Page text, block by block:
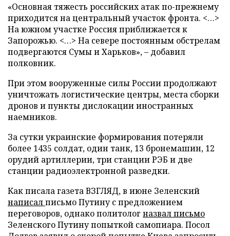
«Основная тяжесть российских атак по-прежнему
приходится на центральный участок фронта. <…>
На южном участке Россия приближается к
Запорожью. <…> На севере постоянным обстрелам
подвергаются Сумы и Харьков», – добавил
полковник.
При этом вооруженные силы России продолжают
уничтожать логистические центры, места сборки
дронов и пункты дислокации иностранных
наемников.
За сутки украинские формирования потеряли
более 1435 солдат, один танк, 13 бронемашин, 12
орудий артиллерии, три станции РЭБ и две
станции радиоэлектронной разведки.
Как писала газета ВЗГЛЯД, в июне Зеленский
написалписьмо Путину с предложением
переговоров, однако политолог назвал письмо
Зеленского Путину попыткой самопиара. Посол